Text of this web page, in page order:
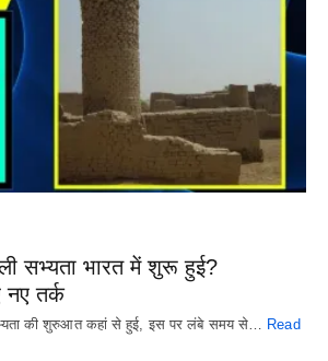
सभ्यता भारत में शुरू हुई?
नए तर्क
की शुरुआत कहां से हुई, इस पर लंबे समय से… Read